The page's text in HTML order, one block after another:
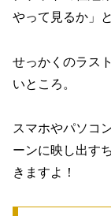
やって見るか」
せっかくのラス
いところ。
スマホやパソコ
ーンに映し出す
きますよ！